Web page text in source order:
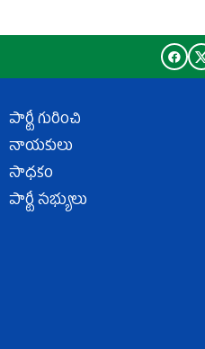
పార్టీ గురించి
నాయకులు
సాధకం
పార్టీ సభ్యులు